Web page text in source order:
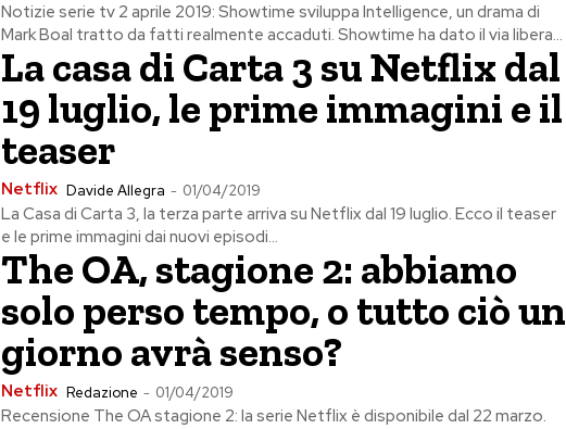
Notizie serie tv 2 aprile 2019: Showtime sviluppa Intelligence, un drama di
Mark Boal tratto da fatti realmente accaduti. Showtime ha dato il via libera...
La casa di Carta 3 su Netflix dal
19 luglio, le prime immagini e il
teaser
Netflix Davide Allegra - 01/04/2019
La Casa di Carta 3, la terza parte arriva su Netflix dal 19 luglio. Ecco il teaser
e le prime immagini dai nuovi episodi...
The OA, stagione 2: abbiamo
solo perso tempo, o tutto ciò un
giorno avrà senso?
Netflix Redazione - 01/04/2019
Recensione The OA stagione 2: la serie Netflix è disponibile dal 22 marzo.